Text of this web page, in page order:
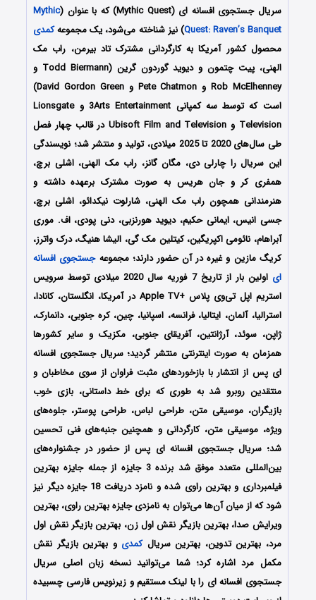
سریال جستجوی افسانه ای (Mythic Quest) که با عنوان (
Mythic
Quest: Raven’s Banquet) نیز شناخته می‌شود، یک مجموعهکمدی
محصول کشور آمریکا به کارگردانی مشترک تاد بیرمن، راب مک
الهنی، پیت چتمون و دیوید گوردون گرین (Todd Biermann و
Rob McElhenney و Pete Chatmon و David Gordon Green)
است که توسط سه کمپانی 3Arts Entertainment و Lionsgate
Television و Ubisoft Film and Television در قالب چهار فصل
طی سال‌های 2020 تا 2025 میلادی، تولید و منتشر شد؛ نویسندگی
این سریال را چارلی دی، مگان گانز، راب مک الهنی، اشلی برچ،
همفری کر و جان هریس به صورت مشترک برعهده داشته و
هنرمندانی همچون راب مک ‌الهنی، شارلوت نیکدائو، اشلی برچ،
جسی انیس، ایمانی حکیم، دیوید هورنزبی، دنی پودی، اف. موری
آبراهام، نائومی اکپریگین، کیتلین مک گی، الیشا هنیگ، درک واترز،
کریگ مازین و غیره در آن حضور دارند؛ مجموعهجستجوی افسانه
ای
اولین بار از تاریخ 7 فوریه سال 2020 میلادی توسط سرویس
استریم اپل تی‌وی پلاس +Apple TV در آمریکا، انگلستان، کانادا،
استرالیا، آلمان، ایتالیا، فرانسه، اسپانیا، چین، کره جنوبی، دانمارک،
ژاپن، سوئد، آرژانتین، آفریقای جنوبی، مکزیک و سایر کشورها
همزمان به صورت اینترنتی منتشر گردید؛ سریال جستجوی افسانه
ای پس از انتشار با بازخوردهای مثبت فراوان از سوی مخاطبان و
منتقدین روبرو شد به طوری که برای خط داستانی، بازی خوب
بازیگران، موسیقی متن، طراحی لباس، طراحی پوستر، جلوه‌های
ویژه، موسیقی متن، کارگردانی و همچنین جنبه‌های فنی تحسین
شد؛ سریال جستجوی افسانه ای پس از حضور در جشنواره‌های
بین‌المللی متعدد موفق شد برنده 3 جایزه از جمله جایزه بهترین
فیلمبرداری و بهترین راوی شده و نامزد دریافت 18 جایزه دیگر نیز
شود که از میان آن‌ها می‌توان به نامزدی جایزه بهترین راوی، بهترین
ویرایش صدا، بهترین بازیگر نقش اول زن، بهترین بازیگر نقش اول
مرد، بهترین تدوین، بهترین سریالکمدی و بهترین بازیگر نقش
مکمل مرد اشاره کرد؛ شما می‌توانید نسخه زبان اصلی سریال
جستجوی افسانه ای را با لینک مستقیم و زیرنویس فارسی چسبیده